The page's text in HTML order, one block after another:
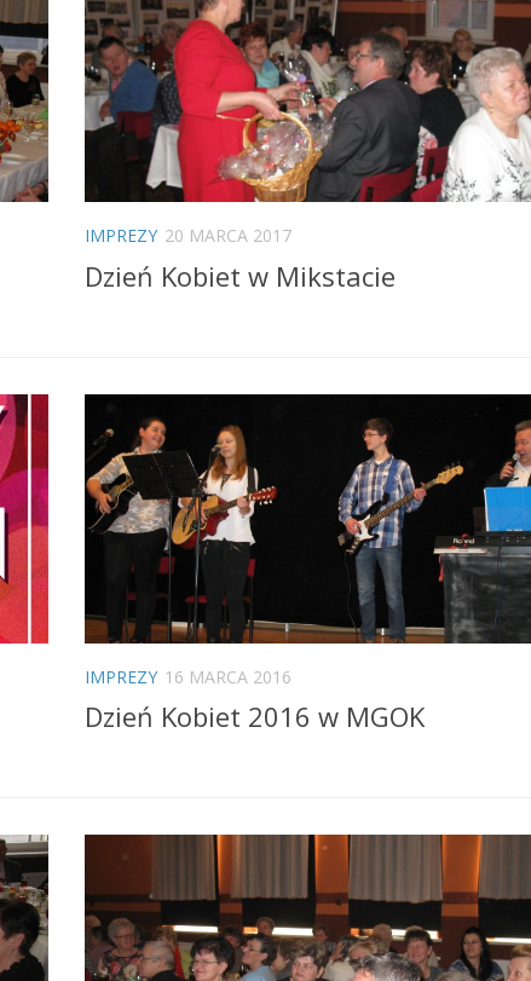
IMPREZY 20 MARCA 2017
Dzień Kobiet w Mikstacie
IMPREZY 16 MARCA 2016
Dzień Kobiet 2016 w MGOK